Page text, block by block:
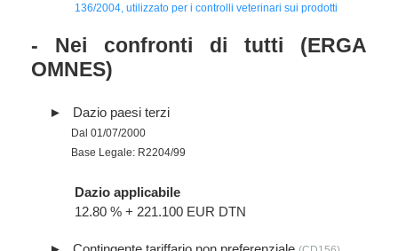
136/2004, utilizzato per i controlli veterinari sui prodotti
- Nei confronti di tutti (ERGA
OMNES)
Dazio paesi terzi
Dal 01/07/2000
Base Legale: R2204/99
Dazio applicabile
12.80 % + 221.100 EUR DTN